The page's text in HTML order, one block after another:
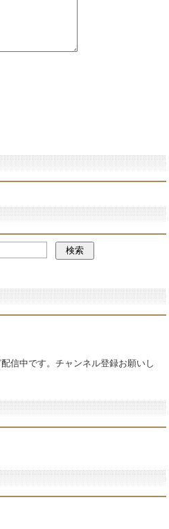
信中です。チャンネル登録お願いし